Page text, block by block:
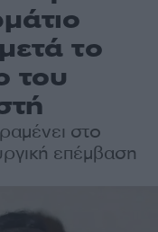
το
του
στο
επέμβαση